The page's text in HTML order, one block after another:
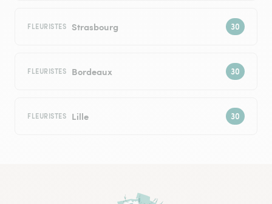
FLEURISTES Strasbourg
FLEURISTES Bordeaux
FLEURISTES Lille